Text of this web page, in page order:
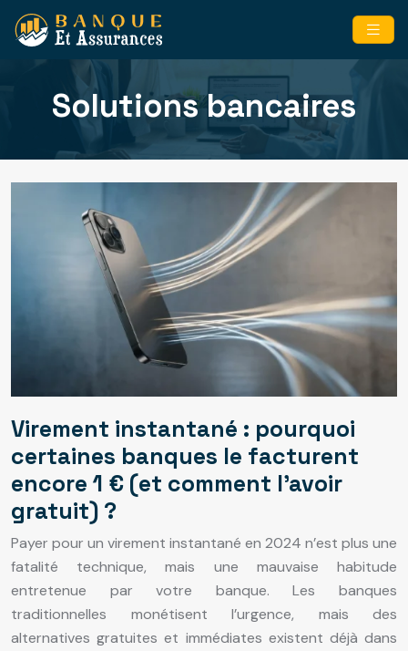
Solutions bancaires
Virement instantané : pourquoi
certaines banques le facturent
encore 1 € (et comment l’avoir
gratuit) ?
Payer pour un virement instantané en 2024 n’est plus une
fatalité technique, mais une mauvaise habitude
entretenue par votre banque. Les banques
traditionnelles monétisent l’urgence, mais des
alternatives gratuites et immédiates existent déjà dans